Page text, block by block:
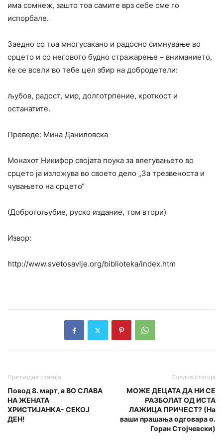
има сомнеж, зашто тоа самите врз себе сме го
испорбале.
Заедно со тоа многусакано и радосно симнување во
срцето и со неговото будно стражарење – вниманието,
ќе се всели во тебе цел збир на добродетели:
љубов, радост, мир, долготрпение, кроткост и
останатите.
Преведе: Мина Даниловска
Монахот Никифор својата поука за влегувањето во
срцето ја изложува во своето дело „За трезвеноста и
чувањето на срцето“
(Добротољубие, руско издание, том втори)
Извор:
http://www.svetosavlje.org/biblioteka/index.htm
Претходна статија
Повод 8. март, а ВО СЛАВА
НА ЖЕНАТА
ХРИСТИЈАНКА- СЕКОЈ
ДЕН!
Следна статија
МОЖЕ ДЕЦАТА ДА НИ СЕ
РАЗБОЛАТ ОД ИСТА
ЛАЖИЦА ПРИЧЕСТ? (На
ваши прашања одговара о.
Горан Стојчевски)